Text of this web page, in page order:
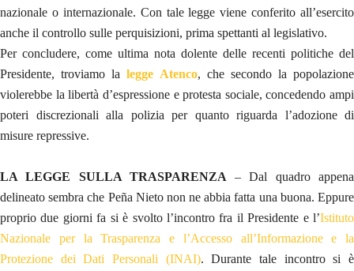
nazionale o internazionale. Con tale legge viene conferito all’esercito
anche il controllo sulle perquisizioni, prima spettanti al legislativo.
Per concludere, come ultima nota dolente delle recenti politiche del
Presidente, troviamo lalegge Atenco, che secondo la popolazione
violerebbe la libertà d’espressione e protesta sociale, concedendo ampi
poteri discrezionali alla polizia per quanto riguarda l’adozione di
misure repressive.
LA LEGGE SULLA TRASPARENZA – Dal quadro appena
delineato sembra che Peña Nieto non ne abbia fatta una buona. Eppure
proprio due giorni fa si è svolto l’incontro fra il Presidente e l’Istituto
Nazionale per la Trasparenza e l’Accesso all’Informazione e la
Protezione dei Dati Personali (INAI). Durante tale incontro si è